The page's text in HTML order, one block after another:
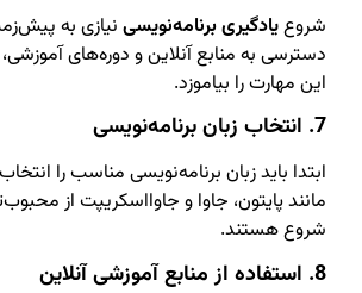
شروعیادگیری برنامه‌نویسی نیازی به
دسترسی به منابع آنلاین و دوره‌های
این مهارت را بیاموزد.
7. انتخاب زبان برنامه‌نویسی
ابتدا باید زبان برنامه‌نویسی مناسب را
مانند پایتون، جاوا و جاوااسکریپت از
شروع هستند.
8. استفاده از منابع آموزشی آنلاین